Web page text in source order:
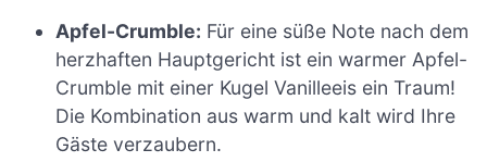
Apfel-Crumble: Für eine süße Note nach dem
herzhaften Hauptgericht ist ein warmer Apfel-
Crumble mit einer Kugel Vanilleeis ein Traum!
Die Kombination aus warm und kalt wird Ihre
Gäste verzaubern.